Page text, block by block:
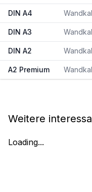
DIN A4
DIN A3
DIN A2
A2 Premium
Weitere
Loading...